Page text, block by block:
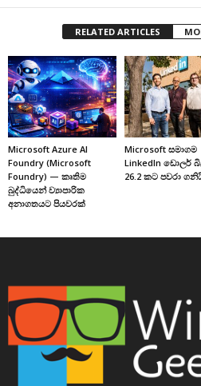
RELATED ARTICLES
Microsoft Azure AI
Foundry (Microsoft
Foundry) — කෘතිම
බුද්ධියෙන් ව්‍යාපාරික
අනාගතයට පියවරක්
Microsoft සමාගම
LinkedIn ඩොලර්
26.2 කට පවරා